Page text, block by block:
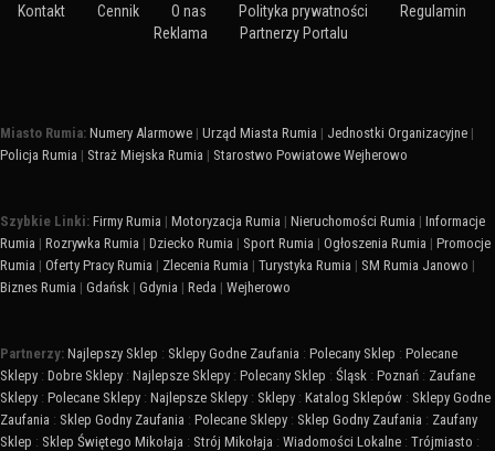
Kontakt Cennik O nas Polityka prywatności
Regulamin
Reklama
Partnerzy Portalu
Miasto Rumia: Numery Alarmowe | Urząd Miasta Rumia | Jednostki Organizacyjne |
Policja Rumia | Straż Miejska Rumia | Starostwo Powiatowe Wejherowo
Szybkie Linki: Firmy Rumia | Motoryzacja Rumia | Nieruchomości Rumia | Informacje
Rumia | Rozrywka Rumia | Dziecko Rumia | Sport Rumia | Ogłoszenia Rumia | Promocje
Rumia | Oferty Pracy Rumia | Zlecenia Rumia | Turystyka Rumia | SM Rumia Janowo |
Biznes Rumia | Gdańsk | Gdynia | Reda | Wejherowo
Partnerzy: Najlepszy Sklep : Sklepy Godne Zaufania : Polecany Sklep : Polecane
Sklepy : Dobre Sklepy : Najlepsze Sklepy : Polecany Sklep : Śląsk : Poznań : Zaufane
Sklepy : Polecane Sklepy : Najlepsze Sklepy : Sklepy : Katalog Sklepów : Sklepy Godne
Zaufania : Sklep Godny Zaufania : Polecane Sklepy : Sklep Godny Zaufania : Zaufany
Sklep : Sklep Świętego Mikołaja : Strój Mikołaja : Wiadomości Lokalne : Trójmiasto :